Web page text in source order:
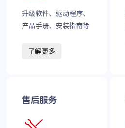
升级软件、驱动程序、
产品手册、安装指南等
了解更多
售后服务